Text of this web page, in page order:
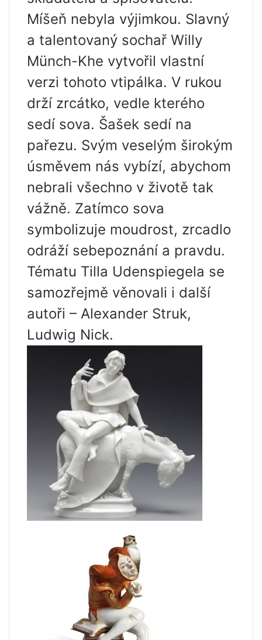
Míšeň nebyla výjimkou. Slavný
a talentovaný sochař Willy
Münch-Khe vytvořil vlastní
verzi tohoto vtipálka. V rukou
drží zrcátko, vedle kterého
sedí sova. Šašek sedí na
pařezu. Svým veselým širokým
úsměvem nás vybízí, abychom
nebrali všechno v životě tak
vážně. Zatímco sova
symbolizuje moudrost, zrcadlo
odráží sebepoznání a pravdu.
Tématu Tilla Udenspiegela se
samozřejmě věnovali i další
autoři – Alexander Struk,
Ludwig Nick.